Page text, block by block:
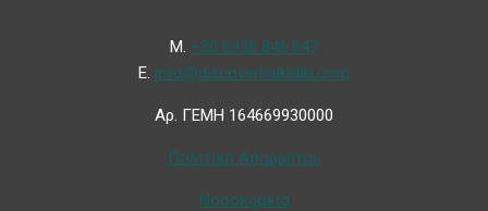
Μ. +30 6936 846 647
Ε. info@discoverhalkidiki.com
Αρ. ΓΕΜΗ 164669930000
Πολιτική Απορρήτου
Νοσοκομεία